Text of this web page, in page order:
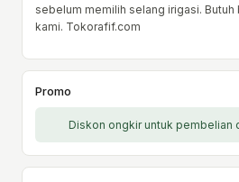
sebelum memilih selang irigasi. Butuh
kami. Tokorafif.com
Promo
Diskon ongkir untuk pembelian